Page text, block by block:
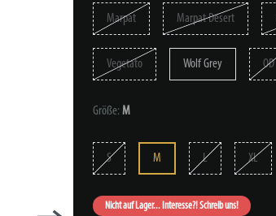
Marpat Marpat Desert
Vegetato Wolf Grey OD
Größe: M
S M L XL
Nicht auf Lager... Interesse?! Schreib uns!